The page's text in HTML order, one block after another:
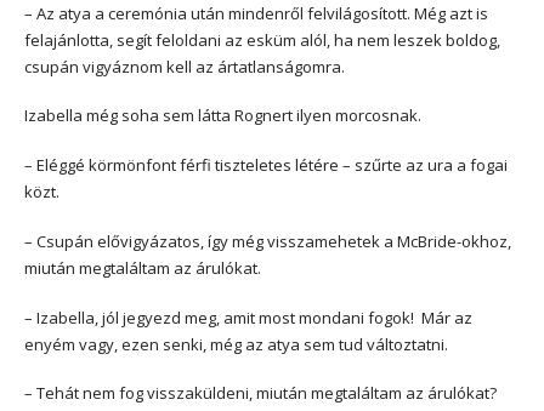
– Az atya a ceremónia után mindenről felvilágosított. Még azt is
felajánlotta, segít feloldani az esküm alól, ha nem leszek boldog,
csupán vigyáznom kell az ártatlanságomra.
Izabella még soha sem látta Rognert ilyen morcosnak.
– Eléggé körmönfont férfi tiszteletes létére – szűrte az ura a fogai
közt.
– Csupán elővigyázatos, így még visszamehetek a McBride-okhoz,
miután megtaláltam az árulókat.
– Izabella, jól jegyezd meg, amit most mondani fogok! Már az
enyém vagy, ezen senki, még az atya sem tud változtatni.
– Tehát nem fog visszaküldeni, miután megtaláltam az árulókat?